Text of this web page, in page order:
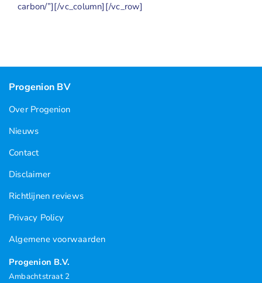
carbon/”][/vc_column][/vc_row]
Progenion BV
Over Progenion
Nieuws
Contact
Disclaimer
Richtlijnen reviews
Privacy Policy
Algemene voorwaarden
Progenion B.V.
Ambachtstraat 2